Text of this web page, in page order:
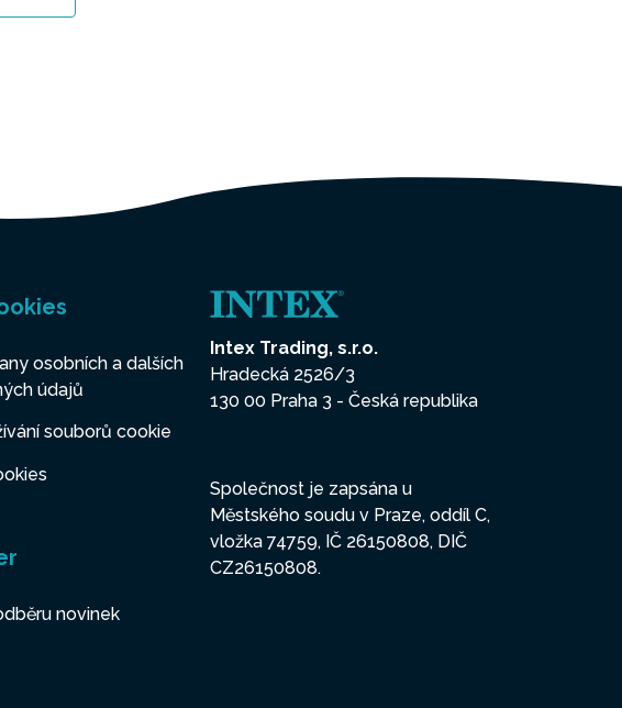
osobních a dalších
údajů
souborů cookie
novinek
Intex Trading, s.r.o.
Hradecká 2526/3
130 00 Praha 3 - Česká republika
Společnost je zapsána u
Městského soudu v Praze, oddíl C,
vložka 74759, IČ 26150808, DIČ
CZ26150808.